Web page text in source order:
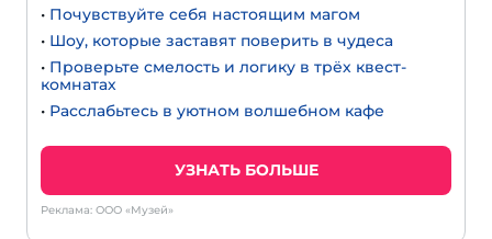
• Почувствуйте себя настоящим магом
• Шоу, которые заставят поверить в чудеса
• Проверьте смелость и логику в трёх квест-
комнатах
• Расслабьтесь в уютном волшебном кафе
УЗНАТЬ БОЛЬШЕ
Реклама: ООО «Музей»